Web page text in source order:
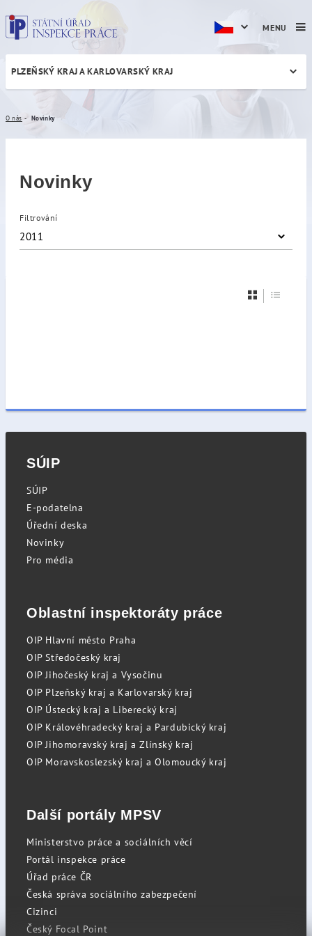
Novinky
PLZEŇSKÝ KRAJ A KARLOVARSKÝ KRAJ
O nás Novinky
Novinky
Filtrování
2011
MENU
SÚIP
SÚIP
E-podatelna
Úřední deska
Novinky
Pro média
Oblastní inspektoráty práce
OIP Hlavní město Praha
OIP Středočeský kraj
OIP Jihočeský kraj a Vysočinu
OIP Plzeňský kraj a Karlovarský kraj
OIP Ústecký kraj a Liberecký kraj
OIP Královéhradecký kraj a Pardubický kraj
OIP Jihomoravský kraj a Zlínský kraj
OIP Moravskoslezský kraj a Olomoucký kraj
Další portály MPSV
Ministerstvo práce a sociálních věcí
Portál inspekce práce
Úřad práce ČR
Česká správa sociálního zabezpečení
Cizinci
Český Focal Point